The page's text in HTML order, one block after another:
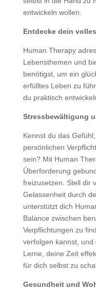
entwickeln wollen.
Entdecke dein
Human Therapy
Lebensthemen und
benötigst, um ein
erfülltes Leben zu
du praktisch
Stressbewältigung
Kennst du das
persönlichen
sein? Mit Human
Überforderung
freizusetzen. Stell dir
Gelassenheit durch
unterstützt dich
Balance zwischen
Verpflichtungen zu
verfolgen kannst, und
Lerne, deine Zeit
für dich selbst zu
Gesundheit und